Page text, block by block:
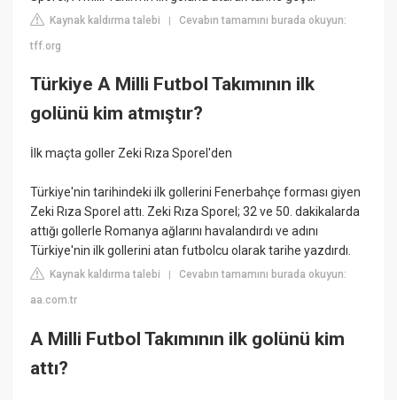
Kaynak kaldırma talebi |Cevabın tamamını burada okuyun:
tff.org
Türkiye A Milli Futbol Takımının ilk
golünü kim atmıştır?
İlk maçta goller Zeki Rıza Sporel'den
Türkiye'nin tarihindeki ilk gollerini Fenerbahçe forması giyen
Zeki Rıza Sporel attı. Zeki Rıza Sporel; 32 ve 50. dakikalarda
attığı gollerle Romanya ağlarını havalandırdı ve adını
Türkiye'nin ilk gollerini atan futbolcu olarak tarihe yazdırdı.
Kaynak kaldırma talebi |Cevabın tamamını burada okuyun:
aa.com.tr
A Milli Futbol Takımının ilk golünü kim
attı?